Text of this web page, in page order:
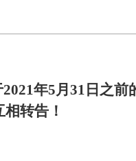
年5月31日之前
转告！